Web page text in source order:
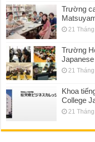
Trường
21
Trường
21
Khoa
College
21